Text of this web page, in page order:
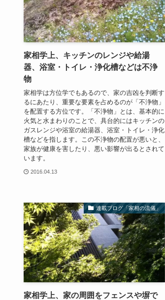
家相学上、キッチンのレンジや給湯
器、浴室・トイレ・浄化槽などは不浄
物
家相学は方位学でもあるので、家の吉凶を判断す
るにあたり、重要な要素を占めるのが「不浄物」
を配置する方位です。「不浄物」とは、基本的に
火気と水まわりのことで、具台的にはキッチンの
ガスレンジや浴室の給湯器、浴室・トイレ・浄化
槽などを指します。この不浄物の配置が悪いと、
家族が健康を害したり、悪い影響が出るとされて
います。
2016.04.13
連載ブログ「家相の流儀」
家相学上、家の周囲をフェンスや塀で